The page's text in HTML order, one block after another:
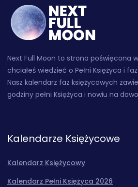
Next Full Moon to strona poświęcona
chciałeś wiedzieć o Pełni Księżyca i
Nasz kalendarz faz księżycowych
godziny pełni Księżyca i nowiu na
Kalendarze Księżycowe
Kalendarz Księżycowy
Kalendarz Pełni Księżyca 2026